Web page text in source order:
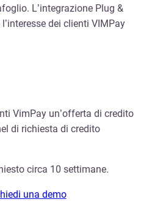
L’integrazione Plug &
dei clienti VIMPay
VimPay un’offerta di credito
di richiesta di credito
circa 10 settimane.
una demo